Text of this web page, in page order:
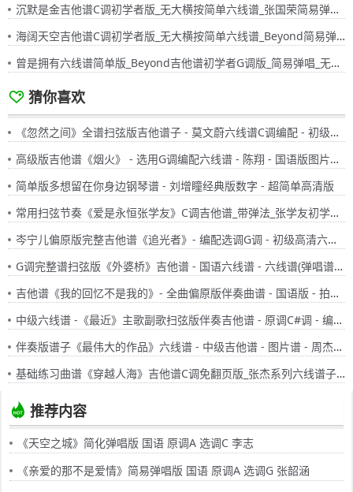
沉默是金吉他谱C调初学者版_无大横按简单六线谱_张国荣简易弹唱粤语版
海阔天空吉他谱C调初学者版_无大横按简单六线谱_Beyond简易弹唱粤语版
曾是拥有六线谱简单版_Beyond吉他谱初学者G调版_简易弹唱_无大横按粤语版
猜你喜欢
《忽然之间》全谱扫弦版吉他谱子 - 莫文蔚六线谱C调编配 - 初级吉他谱 - 国语
高级版吉他谱《烟火》 - 选用G调编配六线谱 - 陈翔 - 国语版图片高清谱子 - 原调G调
简单版多想留在你身边钢琴谱 - 刘增瞳经典版数字 - 超简单高清版
常用扫弦节奏《爱是永恒张学友》C调吉他谱_带弹法_张学友初学者六线谱_有大横按初级练习曲
岑宁儿偏原版完整吉他谱《追光者》- 编配选调G调 - 初级高清六线谱
G调完整谱扫弦版《外婆桥》吉他谱 - 国语六线谱 - 六线谱(弹唱谱) - 原调G调
吉他谱《我的回忆不是我的》- 全曲偏原版伴奏曲谱 - 国语版 - 拍子4/4拍 - 选调C调 - 海鸣威六线谱
中级六线谱 -《最近》主歌副歌扫弦版伴奏吉他谱 - 原调C#调 - 编配选调C#调
伴奏版谱子《最伟大的作品》六线谱 - 中级吉他谱 - 图片谱 - 周杰伦国语歌谱 - C调编配
基础练习曲谱《穿越人海》吉他谱C调免翻页版_张杰系列六线谱子_简易弹唱和弦吉他谱
推荐内容
《天空之城》简化弹唱版 国语 原调A 选调C 李志
《亲爱的那不是爱情》简易弹唱版 国语 原调A 选调G 张韶涵